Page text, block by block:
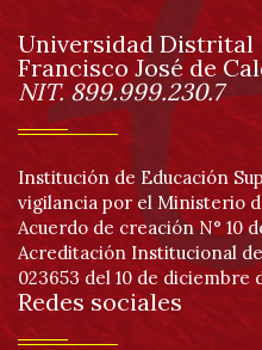
página
Información
Universidad Distrital
Francisco José de
NIT. 899.999.230.7
Institución de Educación
vigilancia por el Ministerio
Acuerdo de creación N° 10
Acreditación Institucional
023653 del 10 de diciembre
Redes sociales